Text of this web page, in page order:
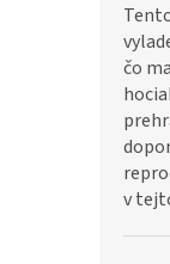
čo
v